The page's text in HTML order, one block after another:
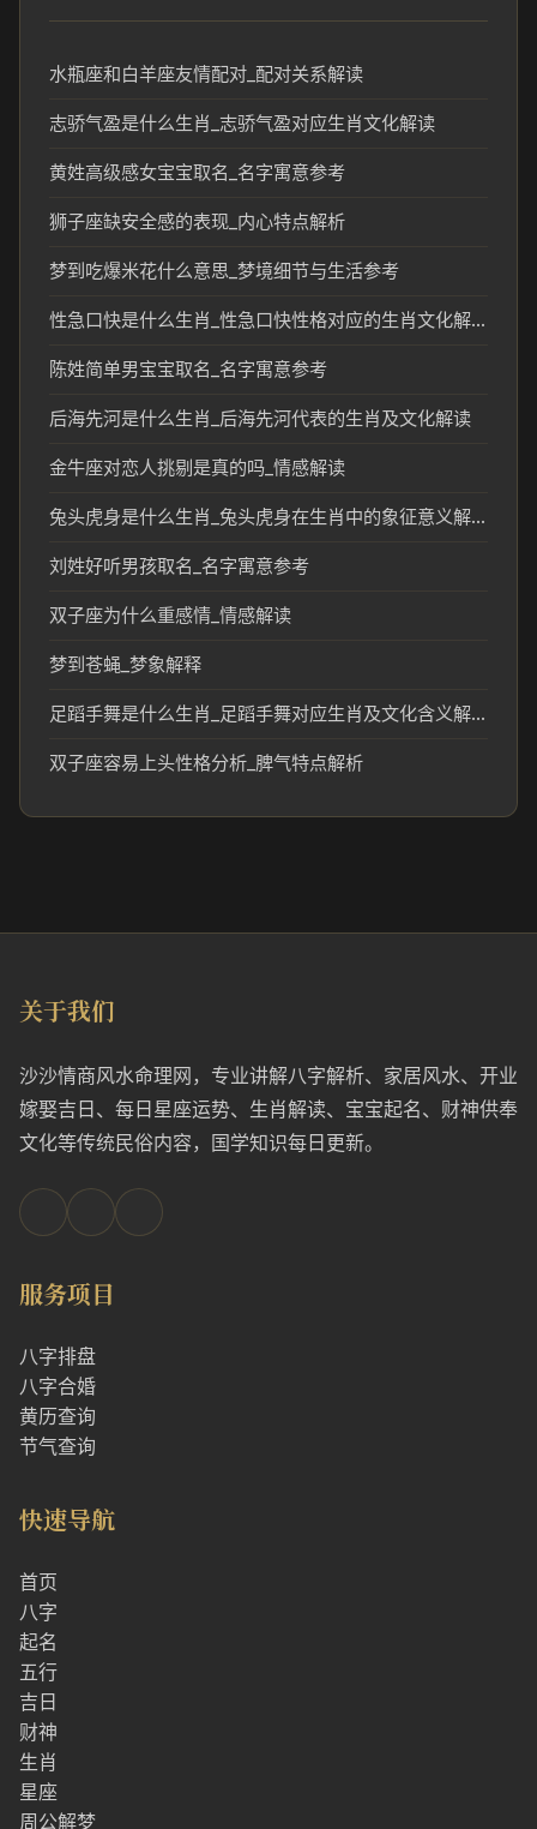
水瓶座和白羊座友情配对_配对关系解读
志骄气盈是什么生肖_志骄气盈对应生肖文化解读
黄姓高级感女宝宝取名_名字寓意参考
狮子座缺安全感的表现_内心特点解析
梦到吃爆米花什么意思_梦境细节与生活参考
性急口快是什么生肖_性急口快性格对应的生肖文化解读
陈姓简单男宝宝取名_名字寓意参考
后海先河是什么生肖_后海先河代表的生肖及文化解读
金牛座对恋人挑剔是真的吗_情感解读
兔头虎身是什么生肖_兔头虎身在生肖中的象征意义解析
刘姓好听男孩取名_名字寓意参考
双子座为什么重感情_情感解读
梦到苍蝇_梦象解释
足蹈手舞是什么生肖_足蹈手舞对应生肖及文化含义解析
双子座容易上头性格分析_脾气特点解析
关于我们
沙沙情商风水命理网，专业讲解八字解析、家居风水、开业
嫁娶吉日、每日星座运势、生肖解读、宝宝起名、财神供奉
文化等传统民俗内容，国学知识每日更新。
服务项目
八字排盘
八字合婚
黄历查询
节气查询
快速导航
首页
八字
起名
五行
吉日
财神
生肖
星座
周公解梦